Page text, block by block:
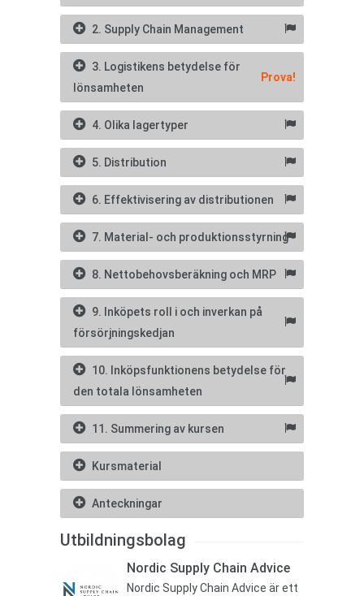
2. Supply Chain Management
3. Logistikens betydelse för
lönsamheten
Prova!
4. Olika lagertyper
5. Distribution
6. Effektivisering av distributionen
7. Material- och produktionsstyrning
8. Nettobehovsberäkning och MRP
9. Inköpets roll i och inverkan på
försörjningskedjan
10. Inköpsfunktionens betydelse för
den totala lönsamheten
11. Summering av kursen
Kursmaterial
Anteckningar
Utbildningsbolag
Nordic Supply Chain Advice
Nordic Supply Chain Advice är ett